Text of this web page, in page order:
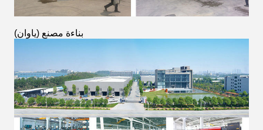
(بناءة مصنع (ياوان